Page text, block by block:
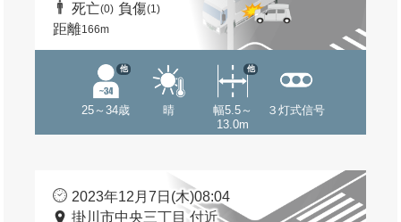
死亡(0) 負傷(1)
距離166m
25～34歳
他
晴
幅5.5～
13.0m
他
３灯式信号
2023年12月7日(木)08:04
掛川市中央三丁目 付近